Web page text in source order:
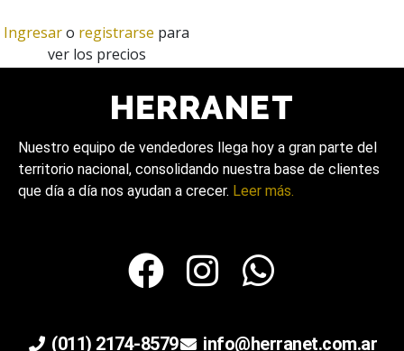
Ingresaro registrarse para
ver los precios
Nuestro equipo de vendedores llega hoy a gran parte del
territorio nacional, consolidando nuestra base de clientes
que día a día nos ayudan a crecer. Leer más.
(011) 2174-8579 info@herranet.com.ar